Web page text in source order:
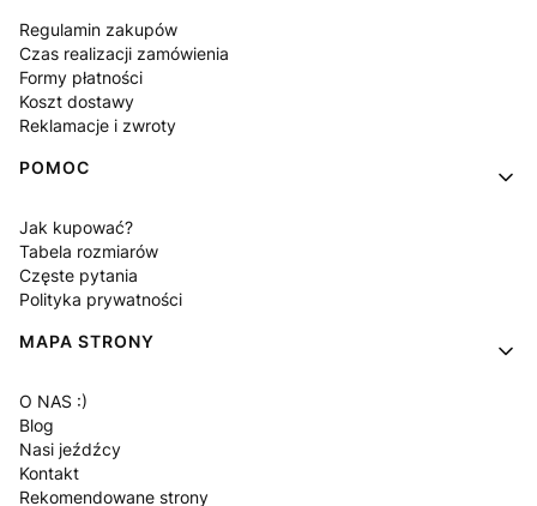
Regulamin zakupów
Czas realizacji zamówienia
Formy płatności
Koszt dostawy
Reklamacje i zwroty
POMOC
Jak kupować?
Tabela rozmiarów
Częste pytania
Polityka prywatności
MAPA STRONY
O NAS :)
Blog
Nasi jeźdźcy
Kontakt
Rekomendowane strony